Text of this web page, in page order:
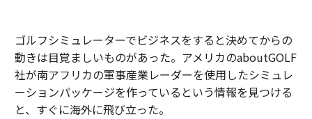
ゴルフシミュレーターでビジネスをすると決めてからの
動きは目覚ましいものがあった。アメリカのaboutGOLF
社が南アフリカの軍事産業レーダーを使用したシミュレ
ーションパッケージを作っているという情報を見つける
と、すぐに海外に飛び立った。